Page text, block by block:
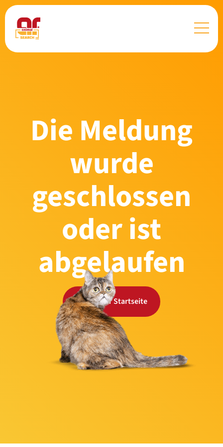
Die Meldung
wurde
geschlossen
oder ist
abgelaufen
Zurück zur Startseite